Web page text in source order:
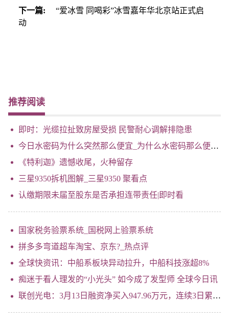
下一篇:
“爱冰雪 同喝彩”冰雪嘉年华北京站正式启
动
推荐阅读
即时：光缆拉扯致房屋受损 民警耐心调解排隐患
今日水密码为什么突然那么便宜_为什么水密码那么便宜-看点
《特利迦》遗憾收尾，火种留存
三星9350拆机图解_三星9350 聚看点
认缴期限未届至股东是否承担连带责任|即时看
国家税务验票系统_国税网上验票系统
拼多多弯道超车淘宝、京东?_热点评
全球快资讯：中船系板块异动拉升，中船科技涨超8%
痴迷于看人理发的“小光头” 如今成了发型师 全球今日讯
联创光电：3月13日融资净买入947.96万元，连续3日累计净买入5814.19万元